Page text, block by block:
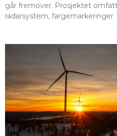
går fremover. Prosjektet
radarsystem, fargemarkeringer